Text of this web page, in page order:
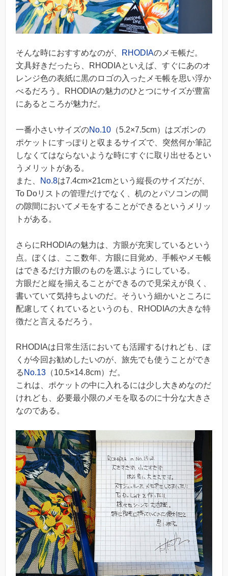
そんな時におすすめなのが、 RHODIAのメモ帳だ。
文具好きだったら、RHODIAといえば、すぐにあのオ
レンジ色の表紙に黒のロゴの入ったメモ帳を思い浮か
べるだろう。RHODIAの魅力のひとつにサイズが豊富
にあるところが魅力だ。
一番小さいサイズのNo.10 （5.2×7.5cm）はズボンの
ポケットにすっぽりと収まるサイズで、突然何か筆記
しなくてはならないような時にすぐに取り出せるとい
うメリットがある。
また、
No.8は7.4cm×21cmという縦長のサイズだが、
To Doリストの管理だけでなく、机のとパソコンの間
の隙間においてメモをすることができるというメリッ
トがある。
さらにRHODIAの魅力は、方眼が充実しているという
点。ぼくは、ここ数年、方眼に目覚め、手帳やメモ帳
はできるだけ方眼のものを選ぶようにしている。
方眼だと縦を揃えることができるので見栄えが良く、
書いていて気持ちよいのだ。そういう細かいところに
配慮してくれているというのも、RHODIAの大きな特
徴だと言えるだろう。
RHODIAは日常生活においても活躍するけれども、ぼ
くが今回お勧めしたいのが、旅先でも使うことができ
る No.13 （10.5×14.8cm）だ。
これは、ポケットの中に入れるには少し大きめなのだ
けれども、必要最小限のメモを取るのに十分な大きさ
なのである。